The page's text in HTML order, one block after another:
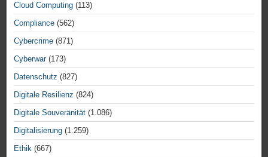
Cloud Computing (113)
Compliance (562)
Cybercrime (871)
Cyberwar(173)
Datenschutz (827)
Digitale Resilienz (824)
Digitale Souveränität (1.086)
Digitalisierung (1.259)
Ethik (667)